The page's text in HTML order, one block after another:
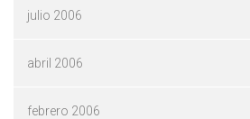
julio 2006
abril 2006
febrero 2006